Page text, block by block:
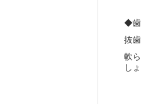
◆歯
抜
軟
し